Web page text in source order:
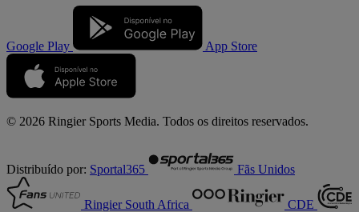
Google Play App Store
© 2026 Ringier Sports Media. Todos os direitos reservados.
Distribuído por: Sportal365 Fãs Unidos
Ringier South Africa CDE